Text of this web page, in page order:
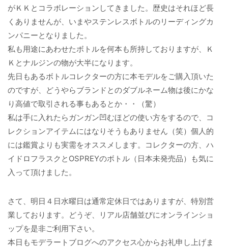
がＫＫとコラボレーションしてきました。歴史はそれほど長
くありませんが、いまやステンレスボトルのリーディングカ
ンパニーとなりました。
私も用途にあわせたボトルを何本も所持しておりますが、Ｋ
Ｋとナルジンの物が大半になります。
先日もあるボトルコレクターの方に本モデルをご購入頂いた
のですが、どうやらブランドとのダブルネーム物は後にかな
り高値で取引される事もあるとか・・（驚）
私は手に入れたらガンガン凹むほどの使い方をするので、コ
レクションアイテムにはなりそうもありません（笑）個人的
には鑑賞よりも実需をオススメします。コレクターの方、ハ
イドロフラスクとOSPREYのボトル（日本未発売品）も気に
入って頂けました。
さて、明日４日水曜日は通常定休日ではありますが、特別営
業しております。どうぞ、リアル店舗並びにオンラインショ
ップを是非ご利用下さい。
本日もモデラートブログへのアクセス心からお礼申し上げま